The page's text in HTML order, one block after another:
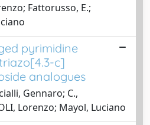
Fattorusso, E.;
pyrimidine
c]
analogues
Gennaro; C.,
Lorenzo; Mayol, Luciano